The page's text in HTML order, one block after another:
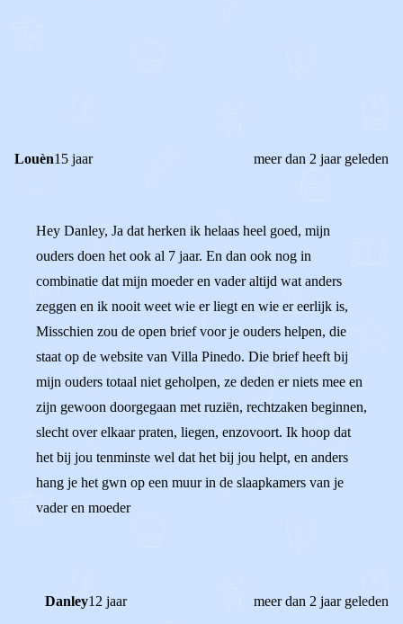
Louèn15 jaar meer dan 2 jaar geleden
Hey Danley, Ja dat herken ik helaas heel goed, mijn
ouders doen het ook al 7 jaar. En dan ook nog in
combinatie dat mijn moeder en vader altijd wat anders
zeggen en ik nooit weet wie er liegt en wie er eerlijk is,
Misschien zou de open brief voor je ouders helpen, die
staat op de website van Villa Pinedo. Die brief heeft bij
mijn ouders totaal niet geholpen, ze deden er niets mee en
zijn gewoon doorgegaan met ruziën, rechtzaken beginnen,
slecht over elkaar praten, liegen, enzovoort. Ik hoop dat
het bij jou tenminste wel dat het bij jou helpt, en anders
hang je het gwn op een muur in de slaapkamers van je
vader en moeder
Danley12 jaar meer dan 2 jaar geleden